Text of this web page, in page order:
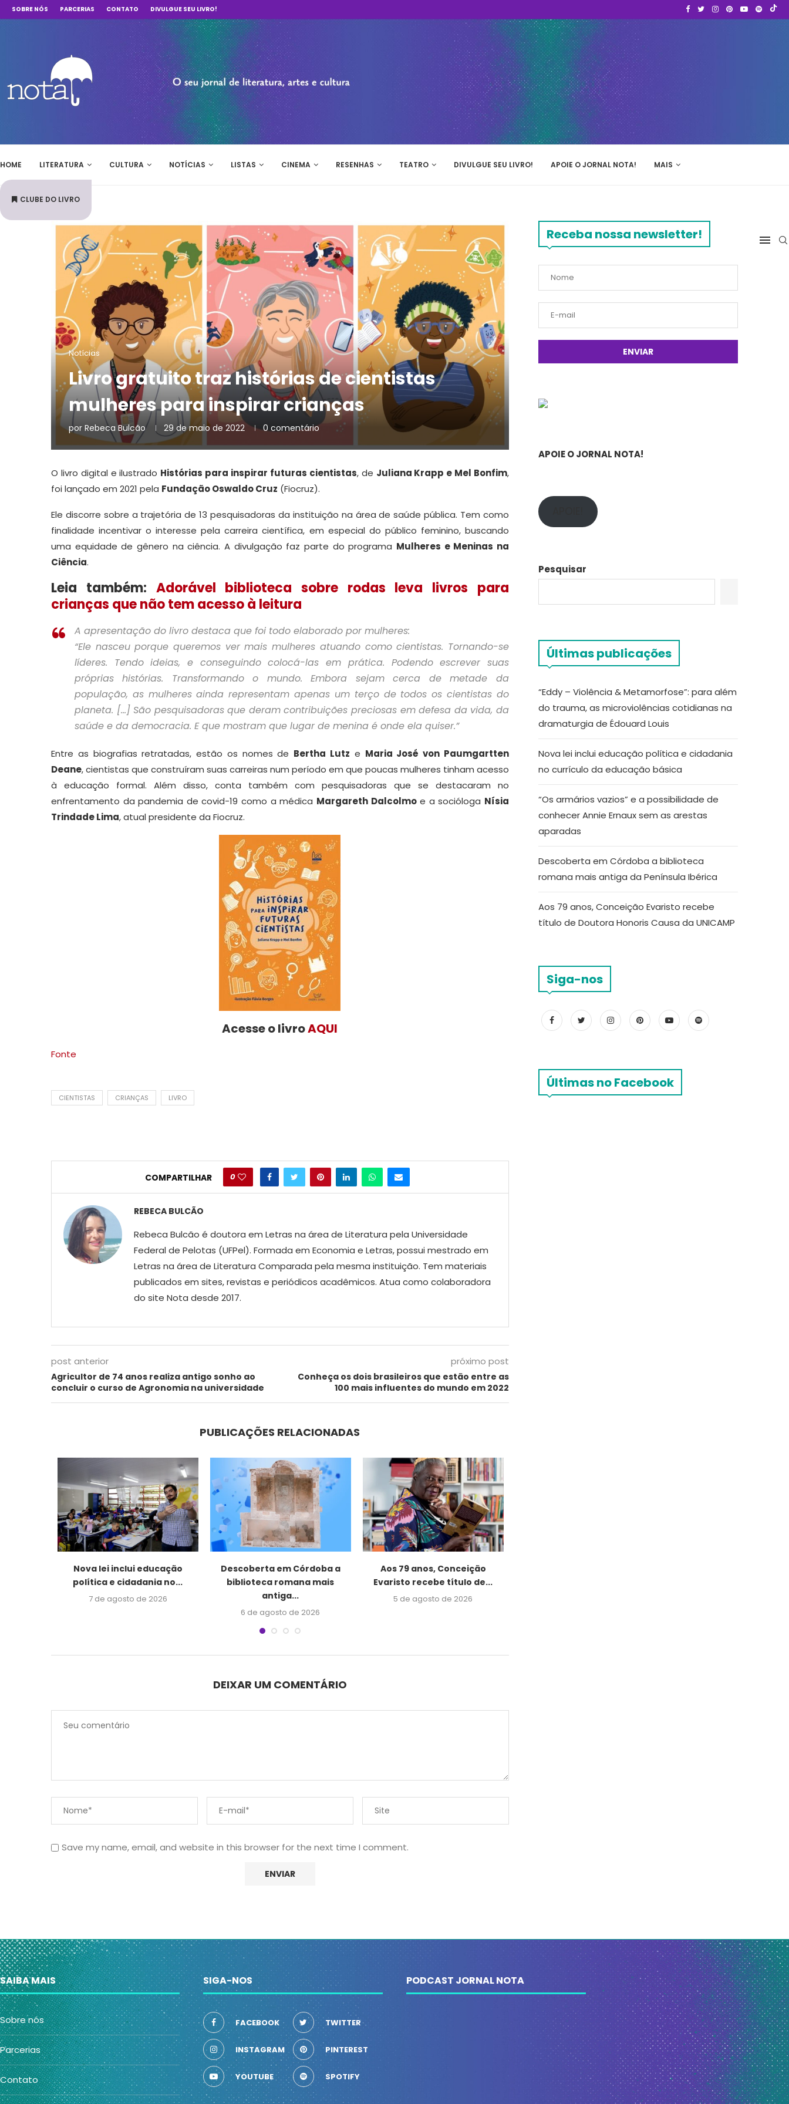
SOBRE NÓS PARCERIAS CONTATO DIVULGUE SEU LIVRO!
HOME LITERATURA CULTURA NOTÍCIAS LISTAS CINEMA RESENHAS TEATRO DIVULGUE SEU LIVRO! APOIE O JORNAL NOTA! MAIS
CLUBE DO LIVRO
Notícias
Livro gratuito traz histórias de cientistas
mulheres para inspirar crianças
por Rebeca Bulcão 29 de maio de 2022 0 comentário
O livro digital e ilustrado Histórias para inspirar futuras cientistas, de Juliana Krapp e Mel Bonfim,
foi lançado em 2021 pela Fundação Oswaldo Cruz (Fiocruz).
Ele discorre sobre a trajetória de 13 pesquisadoras da instituição na área de saúde pública. Tem como
finalidade incentivar o interesse pela carreira científica, em especial do público feminino, buscando
uma equidade de gênero na ciência. A divulgação faz parte do programa Mulheres e Meninas na
Ciência.
Leia também: Adorável biblioteca sobre rodas leva livros para
crianças que não tem acesso à leitura
A apresentação do livro destaca que foi todo elaborado por mulheres:
“Ele nasceu porque queremos ver mais mulheres atuando como cientistas. Tornando-se
líderes. Tendo ideias, e conseguindo colocá-las em prática. Podendo escrever suas
próprias histórias. Transformando o mundo. Embora sejam cerca de metade da
população, as mulheres ainda representam apenas um terço de todos os cientistas do
planeta. […] São pesquisadoras que deram contribuições preciosas em defesa da vida, da
saúde e da democracia. E que mostram que lugar de menina é onde ela quiser.”
Entre as biografias retratadas, estão os nomes de Bertha Lutz e Maria José von Paumgartten
Deane, cientistas que construíram suas carreiras num período em que poucas mulheres tinham acesso
à educação formal. Além disso, conta também com pesquisadoras que se destacaram no
enfrentamento da pandemia de covid-19 como a médica Margareth Dalcolmoe a socióloga Nísia
Trindade Lima, atual presidente da Fiocruz.
Acesse o livroAQUI
Fonte
CIENTISTAS CRIANÇAS LIVRO
COMPARTILHAR 0
REBECA BULCÃO
Rebeca Bulcão é doutora em Letras na área de Literatura pela Universidade
Federal de Pelotas (UFPel). Formada em Economia e Letras, possui mestrado em
Letras na área de Literatura Comparada pela mesma instituição. Tem materiais
publicados em sites, revistas e periódicos acadêmicos. Atua como colaboradora
do site Nota desde 2017.
post anterior
Agricultor de 74 anos realiza antigo sonho ao
concluir o curso de Agronomia na universidade
próximo post
Conheça os dois brasileiros que estão entre as
100 mais influentes do mundo em 2022
PUBLICAÇÕES RELACIONADAS
Nova lei inclui educação
política e cidadania no...
7 de agosto de 2026
Descoberta em Córdoba a
biblioteca romana mais
antiga...
6 de agosto de 2026
Aos 79 anos, Conceição
Evaristo recebe título de...
5 de agosto de 2026
DEIXAR UM COMENTÁRIO
Save my name, email, and website in this browser for the next time I comment.
Receba nossa newsletter!
APOIE O JORNAL NOTA!
Pesquisar
Últimas publicações
“Eddy – Violência & Metamorfose”: para além
do trauma, as microviolências cotidianas na
dramaturgia de Édouard Louis
Nova lei inclui educação política e cidadania
no currículo da educação básica
“Os armários vazios” e a possibilidade de
conhecer Annie Ernaux sem as arestas
aparadas
Descoberta em Córdoba a biblioteca
romana mais antiga da Península Ibérica
Aos 79 anos, Conceição Evaristo recebe
título de Doutora Honoris Causa da UNICAMP
Siga-nos
Últimas no Facebook
SAIBA MAIS
Sobre nós
Parcerias
Contato
SIGA-NOS
FACEBOOK TWITTER
INSTAGRAM PINTEREST
YOUTUBE SPOTIFY
PODCAST JORNAL NOTA